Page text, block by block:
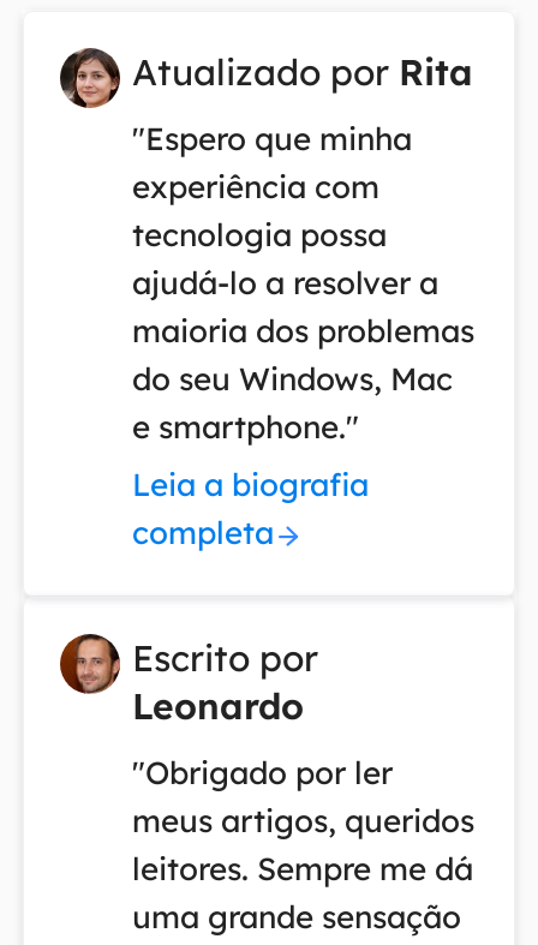
Atualizado por Rita
"Espero que minha
experiência com
tecnologia possa
ajudá-lo a resolver a
maioria dos problemas
do seu Windows, Mac
e smartphone."
Leia a biografia
completa
Escrito por
Leonardo
"Obrigado por ler
meus artigos, queridos
leitores. Sempre me dá
uma grande sensação